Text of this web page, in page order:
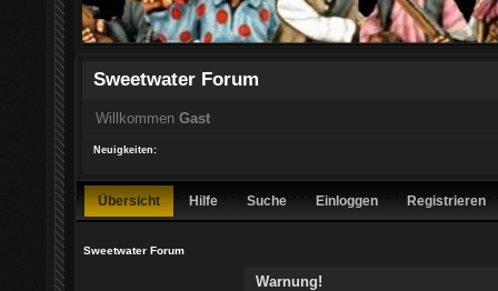
Sweetwater Forum
Willkommen Gast
Neuigkeiten:
Übersicht Hilfe Suche Einloggen Registrieren
Sweetwater Forum
Warnung!